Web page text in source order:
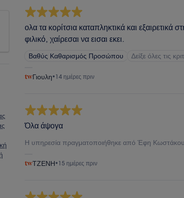
ολα τα κορίτσια καταπληκτικά και εξαιρετικά
φιλικό, χαίρεσαι να εισαι εκει.
Βαθύς Καθαρισμός Προσώπου Δείξε όλες τις
Γιουλη•14 ημέρες πριν
Όλα άψογα
Η υπηρεσία πραγματοποιήθηκε από Έφη Κωστάκου
ΤΖΕΝΗ•15 ημέρες πριν